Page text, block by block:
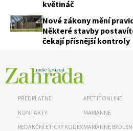
květináč
Nové zákony mění
Některé stavby
čekají přísnější kontroly
PŘEDPLATNÉ
KONTAKTY
REDAKČNÍ ETICKÝ KODEX
APETITONLINE
MARIANNE
MARIANNE